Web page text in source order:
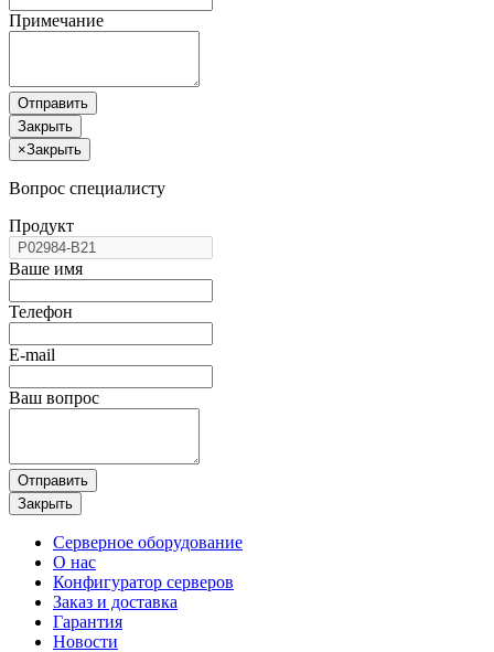
Примечание
Отправить
Закрыть
×Закрыть
Вопрос специалисту
Продукт
Ваше имя
Телефон
E-mail
Ваш вопрос
Отправить
Закрыть
Серверное оборудование
О нас
Конфигуратор серверов
Заказ и доставка
Гарантия
Новости